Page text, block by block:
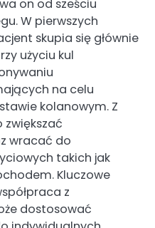
on od sześciu
W pierwszych
skupia się głównie
użyciu kul
na celu
kolanowym. Z
wracać do
takich jak
Kluczowe
z
dostosować